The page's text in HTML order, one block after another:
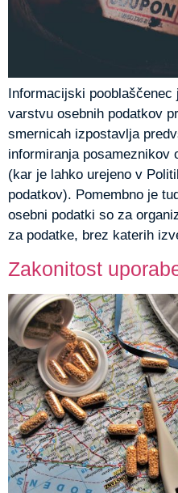
Informacijski
varstvu osebnih podatkov
smernicah izpostavlja
informiranja posameznikov
(kar je lahko urejeno v
podatkov). Pomembno je
osebni podatki so za
za podatke, brez katerih
Zakonitost